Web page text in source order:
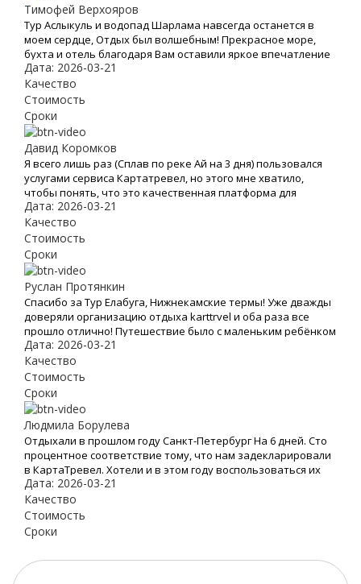
Тимофей Верхояров
Тур Аслыкуль и водопад Шарлама навсегда останется в
моем сердце, Отдых был волшебным! Прекрасное море,
бухта и отель благодаря Вам оставили яркое впечатление
и бурю эмоций. В это место хочется возвращаться Снова и
снова. Спасибо Вам за Вашу работу. Мы с мужем рады, что
обратились к Вам. Теперь с Вами отдых для нас больше не
проблема
Дата: 2026-03-21
Качество
Стоимость
Сроки
Давид Коромков
Я всего лишь раз (Сплав по реке Ай на 3 дня) пользовался
услугами сервиса Картатревел, но этого мне хватило,
чтобы понять, что это качественная платформа для
бронирования туров. Хочу отметить невысокие цены,
удобный сайт и простоту оформления заявки на тур
Дата: 2026-03-21
Качество
Стоимость
Сроки
Руслан Протянкин
Спасибо за Тур Елабуга, Нижнекамские термы! Уже дважды
доверяли организацию отдыха karttrvel и оба раза все
прошло отлично! Путешествие было с маленьким ребёнком
поэтому к выбору тура подходили особенно трепетно.
Большое спасибо за помощь во всех организационных
вопросах, быстрое оформление виз и такое внимательное
отношение!
Дата: 2026-03-21
Качество
Стоимость
Сроки
Людмила Борулева
Отдыхали в прошлом году Санкт-Петербург На 6 дней. Сто
процентное соответствие тому, что нам задекларировали
в КартаТревел. Хотели и в этом году воспользоваться их
услугами, но видимо эта пандемия все испортит.
Дата: 2026-03-21
Качество
Стоимость
Сроки